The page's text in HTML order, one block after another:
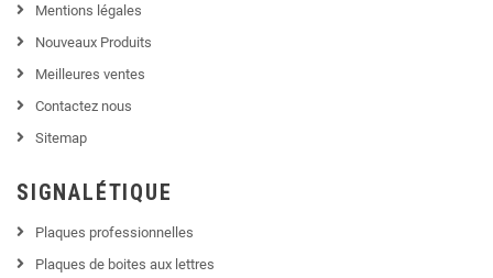
Mentions légales
Nouveaux Produits
Meilleures ventes
Contactez nous
Sitemap
SIGNALÉTIQUE
Plaques professionnelles
Plaques de boites aux lettres